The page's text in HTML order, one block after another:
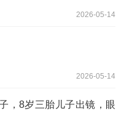
2026-05-14
2026-05-14
，8岁三胎儿子出镜，眼